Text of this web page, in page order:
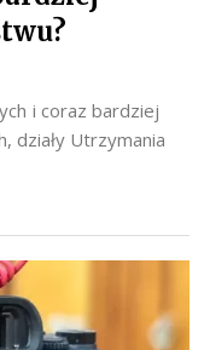
i coraz bardziej
działy Utrzymania